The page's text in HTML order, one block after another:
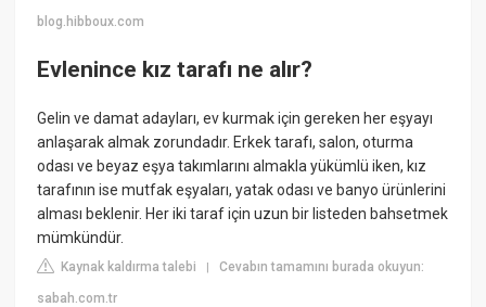
blog.hibboux.com
Evlenince kız tarafı ne alır?
Gelin ve damat adayları, ev kurmak için gereken her eşyayı
anlaşarak almak zorundadır. Erkek tarafı, salon, oturma
odası ve beyaz eşya takımlarını almakla yükümlü iken, kız
tarafının ise mutfak eşyaları, yatak odası ve banyo ürünlerini
alması beklenir. Her iki taraf için uzun bir listeden bahsetmek
mümkündür.
Kaynak kaldırma talebi |Cevabın tamamını burada okuyun:
sabah.com.tr